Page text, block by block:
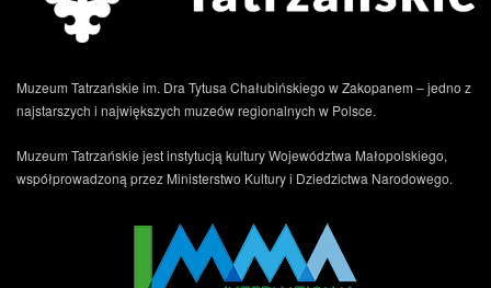
Muzeum Tatrzańskie im. Dra Tytusa Chałubińskiego w Zakopanem – jedno z
najstarszych i największych muzeów regionalnych w Polsce.
Muzeum Tatrzańskie jest instytucją kultury Województwa Małopolskiego,
współprowadzoną przez Ministerstwo Kultury i Dziedzictwa Narodowego.